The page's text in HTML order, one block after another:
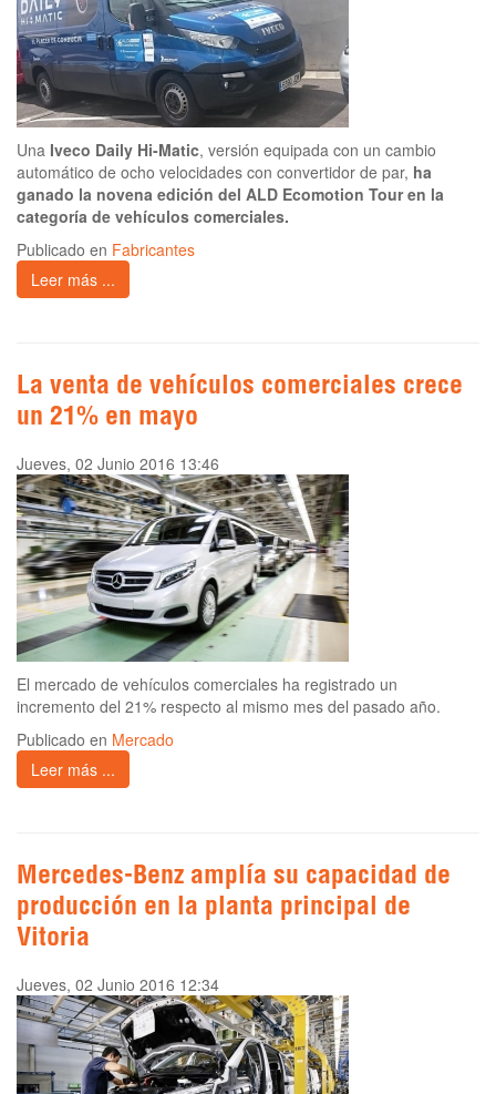
Una Iveco Daily Hi-Matic, versión equipada con un cambio
automático de ocho velocidades con convertidor de par, ha
ganado la novena edición del ALD Ecomotion Tour en la
categoría de vehículos comerciales.
Publicado en Fabricantes
Leer más ...
La venta de vehículos comerciales crece
un 21% en mayo
Jueves, 02 Junio 2016 13:46
El mercado de vehículos comerciales ha registrado un
incremento del 21% respecto al mismo mes del pasado año.
Publicado en Mercado
Leer más ...
Mercedes-Benz amplía su capacidad de
producción en la planta principal de
Vitoria
Jueves, 02 Junio 2016 12:34